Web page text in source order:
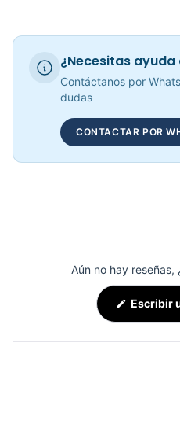
COP
¿Necesitas
Contáctanos por
dudas
CONTACTAR POR
Aún no hay reseñas,
Escribir